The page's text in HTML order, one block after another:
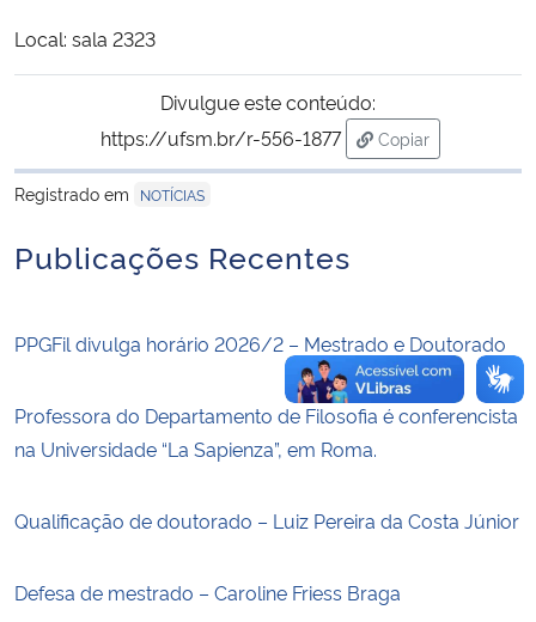
Secretaria de Governo
Gabinete de Segurança Institucional
Advocacia-Geral da União
Local: sala 2323
Divulgue este conteúdo:
https://ufsm.br/r-556-1877
Copiar
para área de
Registrado em
NOTÍCIAS
Publicações Recentes
PPGFil divulga horário 2026/2 – Mestrado e Doutorado
Professora do Departamento de Filosofia é conferencista
na Universidade “La Sapienza”, em Roma.
Qualificação de doutorado – Luiz Pereira da Costa Júnior
Defesa de mestrado – Caroline Friess Braga